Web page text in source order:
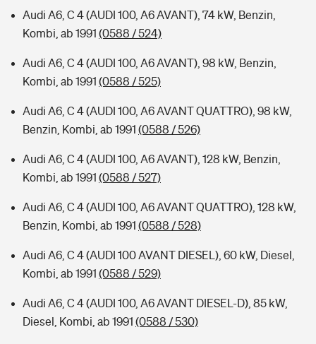
Audi A6, C 4 (AUDI 100, A6 AVANT), 74 kW, Benzin,
Kombi, ab 1991 (0588 / 524)
Audi A6, C 4 (AUDI 100, A6 AVANT), 98 kW, Benzin,
Kombi, ab 1991 (0588 / 525)
Audi A6, C 4 (AUDI 100, A6 AVANT QUATTRO), 98 kW,
Benzin, Kombi, ab 1991 (0588 / 526)
Audi A6, C 4 (AUDI 100, A6 AVANT), 128 kW, Benzin,
Kombi, ab 1991 (0588 / 527)
Audi A6, C 4 (AUDI 100, A6 AVANT QUATTRO), 128 kW,
Benzin, Kombi, ab 1991 (0588 / 528)
Audi A6, C 4 (AUDI 100 AVANT DIESEL), 60 kW, Diesel,
Kombi, ab 1991 (0588 / 529)
Audi A6, C 4 (AUDI 100, A6 AVANT DIESEL-D), 85 kW,
Diesel, Kombi, ab 1991 (0588 / 530)